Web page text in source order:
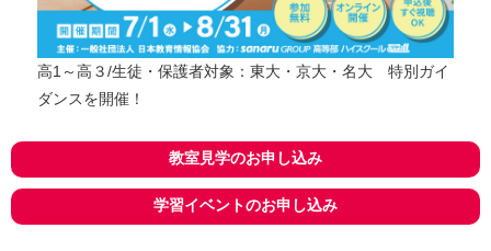
高1～高３/生徒・保護者対象：東大・京大・名大 特別ガイ
ダンスを開催！
教室見学のお申し込み
学習イベントのお申し込み